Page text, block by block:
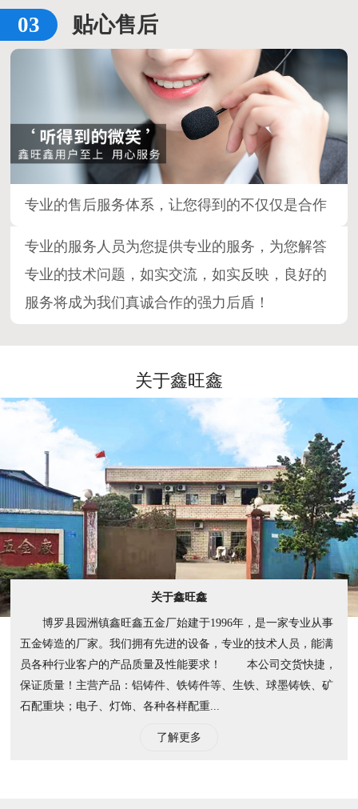
贴心售后
专业的售后服务体系，让您得到的不仅仅是合作
专业的服务人员为您提供专业的服务，为您解答
专业的技术问题，如实交流，如实反映，良好的
服务将成为我们真诚合作的强力后盾！
关于鑫旺鑫
关于鑫旺鑫
博罗县园洲镇鑫旺鑫五金厂始建于1996年，是一家专业从事
五金铸造的厂家。我们拥有先进的设备，专业的技术人员，能满
员各种行业客户的产品质量及性能要求！ 本公司交货快捷，
保证质量！主营产品：铝铸件、铁铸件等、生铁、球墨铸铁、矿
石配重块；电子、灯饰、各种各样配重...
了解更多